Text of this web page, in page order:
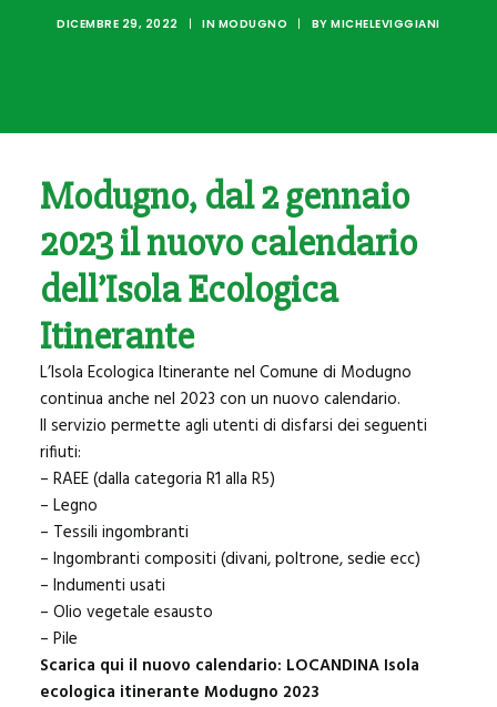
GIOVINAZZO
PALO DEL COLLE
MODUGNO
DICEMBRE 29, 2022 | IN MODUGNO | BYMICHELEVIGGIANI
Modugno, dal 2 gennaio
2023 il nuovo calendario
dell’Isola Ecologica
Itinerante
L’Isola Ecologica Itinerante nel Comune di Modugno
continua anche nel 2023 con un nuovo calendario.
Il servizio permette agli utenti di disfarsi dei seguenti
rifiuti:
– RAEE (dalla categoria R1 alla R5)
– Legno
– Tessili ingombranti
– Ingombranti compositi (divani, poltrone, sedie ecc)
– Indumenti usati
– Olio vegetale esausto
– Pile
Scarica qui il nuovo calendario: LOCANDINA Isola
ecologica itinerante Modugno 2023